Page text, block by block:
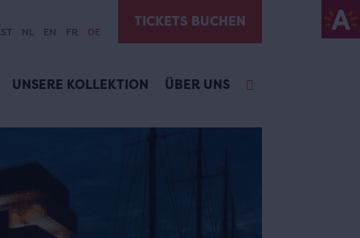
NL EN FR DE
TICKETS BUCHEN
UNSERE KOLLEKTION ÜBER UNS